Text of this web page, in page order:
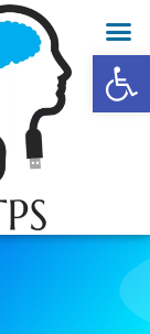
פתח סרגל נגישות